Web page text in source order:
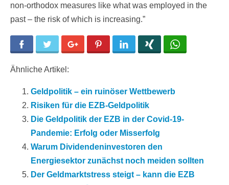
non-orthodox measures like what was employed in the
past – the risk of which is increasing.”
Facebook Twitter Google+ Pinterest LinkedIn
Ähnliche Artikel:
Geldpolitik – ein ruinöser Wettbewerb
Risiken für die EZB-Geldpolitik
Die Geldpolitik der EZB in der Covid-19-
Pandemie: Erfolg oder Misserfolg
Warum Dividendeninvestoren den
Energiesektor zunächst noch meiden sollten
Der Geldmarktstress steigt – kann die EZB